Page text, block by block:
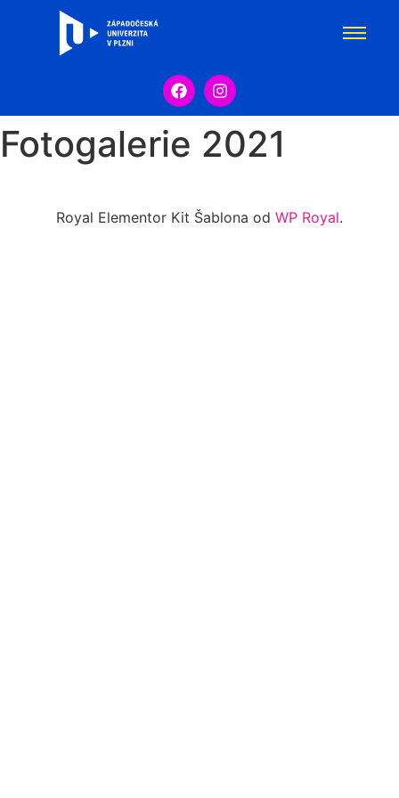
Fotogalerie 2021
Royal Elementor Kit Šablona od WP Royal.